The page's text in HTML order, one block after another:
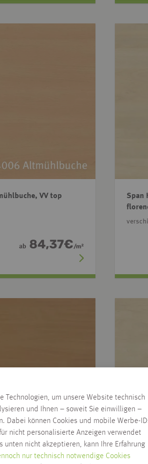
Technologien, um unsere Website technisch
und Ihnen – soweit Sie einwilligen –
Dabei können Cookies und mobile Werbe-
nicht personalisierte Anzeigen verwendet
unten nicht akzeptieren, kann Ihre Erfahrung
nur technisch notwendige Cookies
VV top
ab 84,37€/m2
Span